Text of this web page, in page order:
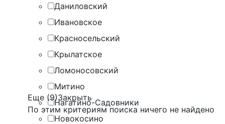
Даниловский
Ивановское
Красносельский
Крылатское
Ломоносовский
Митино
Нагатино-Садовники
Новокосино
Еще (9)Закрыть
По этим критериям поиска ничего не найдено